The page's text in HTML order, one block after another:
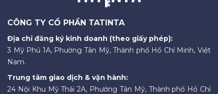
CÔNG TY CỔ PHẦN TATINTA
Địa chỉ đăng ký kinh doanh (theo giấy phép):
3 Mỹ Phú 1A, Phường Tân Mỹ, Thành phố Hồ Chí Minh, Việt
Nam.
Trung tâm giao dịch & vận hành:
24 Nội Khu Mỹ Thái 2A, Phường Tân Mỹ, Thành phố Hồ Chí